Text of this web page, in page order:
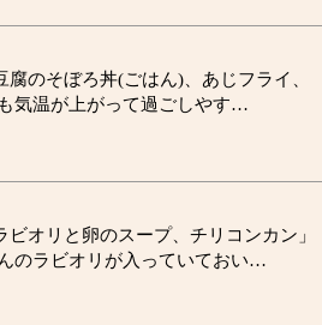
のそぼろ丼(ごはん)、あじフライ、
気温が上がって過ごしやす…
オリと卵のスープ、チリコンカン」
のラビオリが入っていておい…